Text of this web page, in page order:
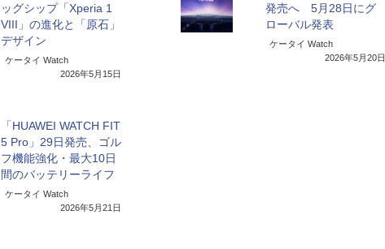
ッグシップ「Xperia 1
VIII」の進化と「原石」
デザイン
ケータイ Watch
2026年5月15日
発売へ 5月28日にグ
ローバル発表
ケータイ Watch
2026年5月20日
「HUAWEI WATCH FIT
5 Pro」29日発売、ゴル
フ機能強化・最大10日
間のバッテリーライフ
ケータイ Watch
2026年5月21日